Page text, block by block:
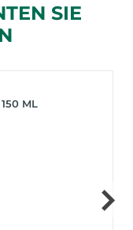
SIE
ML